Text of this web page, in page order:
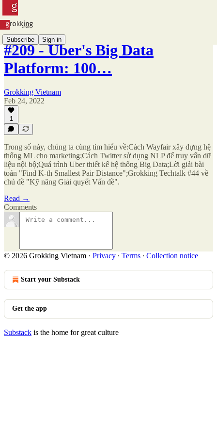
Subscribe Sign in
#209 - Uber's Big Data
Platform: 100…
Grokking Vietnam
Feb 24, 2022
1
Trong số này, chúng ta cùng tìm hiểu về:Cách Wayfair xây dựng hệ
thống ML cho marketing;Cách Twitter sử dụng NLP để truy vấn dữ
liệu nội bộ;Quá trình Uber thiết kế hệ thống Big Data;Lời giải bài
toán "Find K-th Smallest Pair Distance";Grokking Techtalk #44 về
chủ đề "Kỹ năng Giải quyết Vấn đề".
Read →
Comments
© 2026 Grokking Vietnam · Privacy ∙ Terms ∙ Collection notice
Start your Substack
Get the app
Substack is the home for great culture